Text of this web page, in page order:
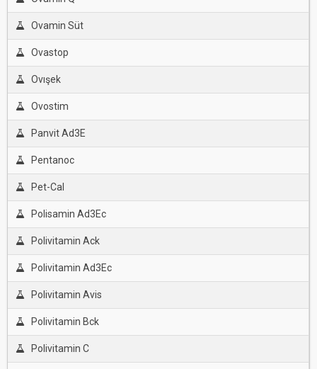
Ovamin Süt
Ovastop
Ovışek
Ovostim
Panvit Ad3E
Pentanoc
Pet-Cal
Polisamin Ad3Ec
Polivitamin Ack
Polivitamin Ad3Ec
Polivitamin Avis
Polivitamin Bck
Polivitamin C